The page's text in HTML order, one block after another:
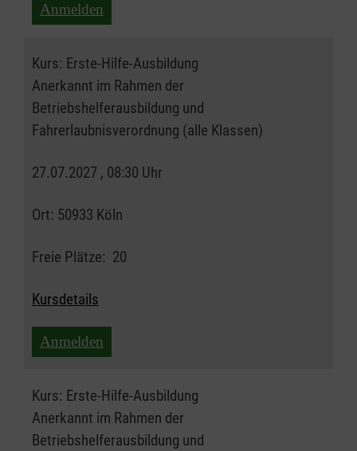
Anmelden
Kurs: Erste-Hilfe-Ausbildung
Anerkannt im Rahmen der
Betriebshelferausbildung und
Fahrerlaubnisverordnung (alle Klassen)
27.07.2027 , 08:30 Uhr
Ort: 50933 Köln
Freie Plätze: 20
Kursdetails
Anmelden
Kurs: Erste-Hilfe-Ausbildung
Anerkannt im Rahmen der
Betriebshelferausbildung und